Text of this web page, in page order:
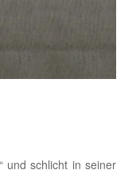
und schlicht in seiner